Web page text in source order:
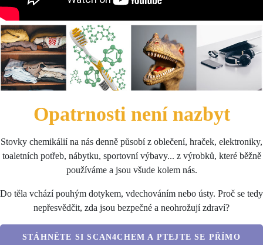
Opatrnosti není nazbyt
Stovky chemikálií na nás denně působí z oblečení, hraček, elektroniky,
toaletních potřeb, nábytku, sportovní výbavy... z výrobků, které běžně
používáme a jsou všude kolem nás.
Do těla vchází pouhým dotykem, vdechováním nebo ústy. Proč se tedy
nepřesvědčit, zda jsou bezpečné a neohrožují zdraví?
STÁHNĚTE SI SCAN4CHEM A PTEJTE SE PŘÍMO